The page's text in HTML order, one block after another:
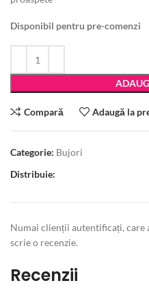
Disponibil pentru pre-comenzi
Compară Adaugă la
Categorie: Bujori
Distribuie:
Recenzii
Numai clienții autentificați, care
scrie o recenzie.